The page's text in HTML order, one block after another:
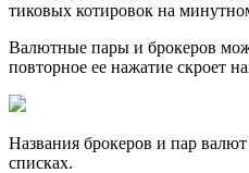
тиковых котировок на
Валютные пары и брокеров
повторное ее нажатие скроет
Названия брокеров и пар
списках.